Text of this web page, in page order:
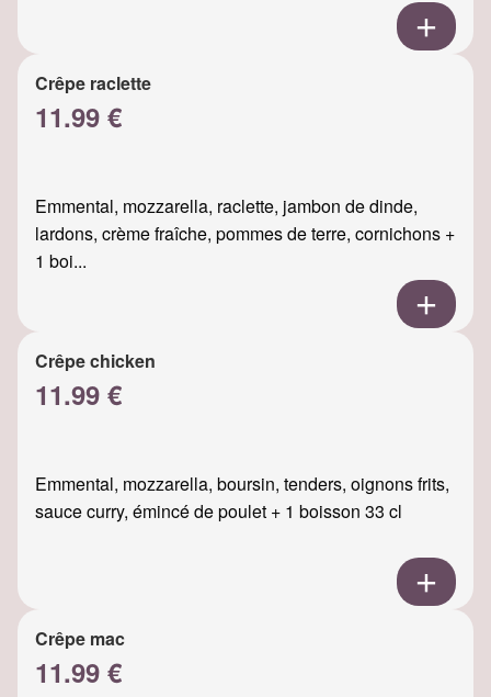
Crêpe raclette
11.99 €
Emmental, mozzarella, raclette, jambon de dinde,
lardons, crème fraîche, pommes de terre, cornichons +
1 boi...
Crêpe chicken
11.99 €
Emmental, mozzarella, boursin, tenders, oignons frits,
sauce curry, émincé de poulet + 1 boisson 33 cl
Crêpe mac
11.99 €